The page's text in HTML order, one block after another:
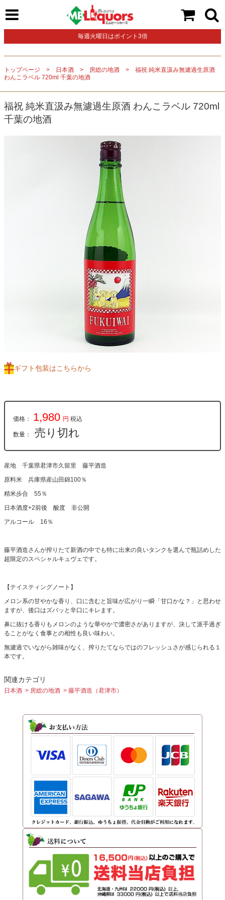
毎週火曜日はポイント3倍
トップページ 日本酒 房総の地酒
福祝 純米直汲み無濾過生原酒
わんこラベル 720ml 千葉の地酒
福祝 純米直汲み無濾過生原酒 わんこラベル 720ml
千葉の地酒
ギフト包装はこちらから
価格： 1,980 円 税込
数量： 売り切れ
産地 千葉県君津市久留里 藤平酒造
原料米 兵庫県産山田錦100％
精米歩合 55％
日本酒度+2前後 酸度 非公開
アルコール 16％
藤平酒造さんが搾りたて新酒の中でも特に出来の良いタンクを選んで瓶詰めした
超限定のスペシャルキュヴェです。
【テイスティングノート】
メロン系の甘やかな香り、口に含むと旨味が広がり一瞬「甘口かな？」と思わせ
ますが、後口はズバッと辛口にキレます。
鼻に抜ける香りもメロンのような華やかで濃密さがありますが、決して派手過ぎ
ることがなく食事との相性も良い味わい。
無濾過でいながら雑味がなく、搾りたてならではのフレッシュさが感じられる１
本です。
関連カテゴリ
日本酒 房総の地酒 藤平酒造（君津市）